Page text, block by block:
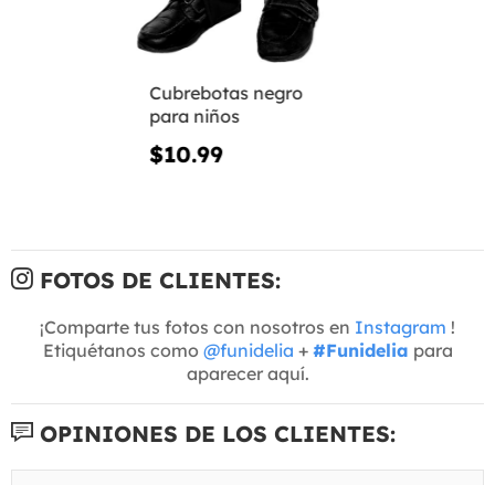
Cubrebotas negro
para niños
$10.99
FOTOS DE CLIENTES:
¡Comparte tus fotos con nosotros en Instagram !
Etiquétanos como @funidelia + #Funidelia para
aparecer aquí.
OPINIONES DE LOS CLIENTES: